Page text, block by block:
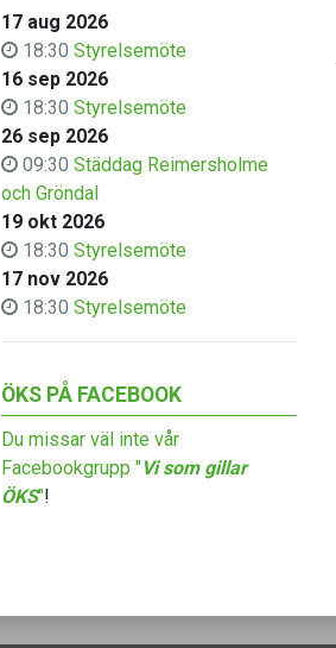
17 aug 2026
18:30 Styrelsemöte
16 sep 2026
18:30 Styrelsemöte
26 sep 2026
09:30 Städdag Reimersholme
och Gröndal
19 okt 2026
18:30 Styrelsemöte
17 nov 2026
18:30 Styrelsemöte
ÖKS PÅ FACEBOOK
Du missar väl inte vår
Facebookgrupp "Vi som gillar
ÖKS"!